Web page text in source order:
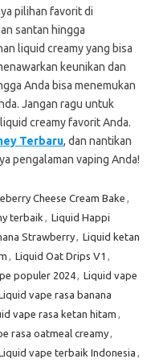
pilihan favorit di
santan hingga
liquid creamy yang bisa
keunikan dan
Anda bisa menemukan
Jangan ragu untuk
creamy favorit Anda.
Terbaru, dan nantikan
pengalaman vaping Anda!
Cheese Cream Bake
terbaik
Liquid Happi
Strawberry
Liquid ketan
Liquid Oat Drips V1
populer 2024
Liquid vape
vape rasa banana
vape rasa ketan hitam
rasa oatmeal creamy
vape terbaik Indonesia